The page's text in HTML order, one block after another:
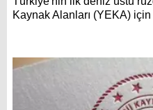
Kaynak Alanları (YEKA)